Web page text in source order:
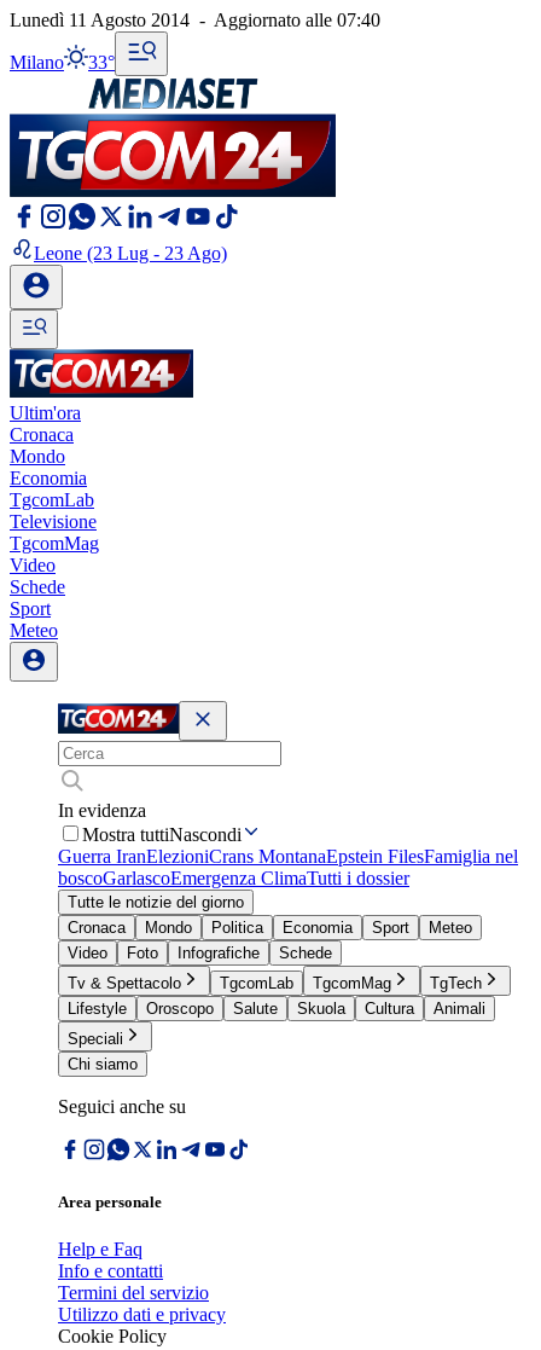
Lunedì 11 Agosto 2014 - Aggiornato alle 07:40
Milano 33°
Leone (23 Lug - 23 Ago)
Ultim'ora
Cronaca
Mondo
Economia
TgcomLab
Televisione
TgcomMag
Video
Schede
Sport
Meteo
In evidenza
Mostra tuttiNascondi
Guerra IranElezioniCrans MontanaEpstein FilesFamiglia nel
boscoGarlascoEmergenza ClimaTutti i dossier
Tutte le notizie del giorno
Cronaca
Mondo Politica Economia Sport
Meteo
Video
Foto Infografiche
Schede
Tv & Spettacolo
TgcomLab TgcomMag
TgTech
Lifestyle
Oroscopo Salute Skuola Cultura
Animali
Speciali
Chi siamo
Seguici anche su
Area personale
Help e Faq
Info e contatti
Termini del servizio
Utilizzo dati e privacy
Cookie Policy